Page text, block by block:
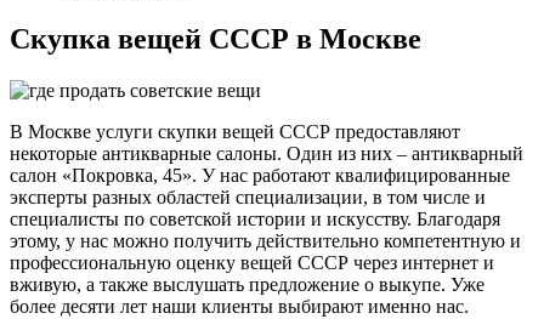
Скупка вещей СССР в Москве
В Москве услуги скупки вещей СССР предоставляют
некоторые антикварные салоны. Один из них – антикварный
салон «Покровка, 45». У нас работают квалифицированные
эксперты разных областей специализации, в том числе и
специалисты по советской истории и искусству. Благодаря
этому, у нас можно получить действительно компетентную и
профессиональную оценку вещей СССР через интернет и
вживую, а также выслушать предложение о выкупе. Уже
более десяти лет наши клиенты выбирают именно нас.